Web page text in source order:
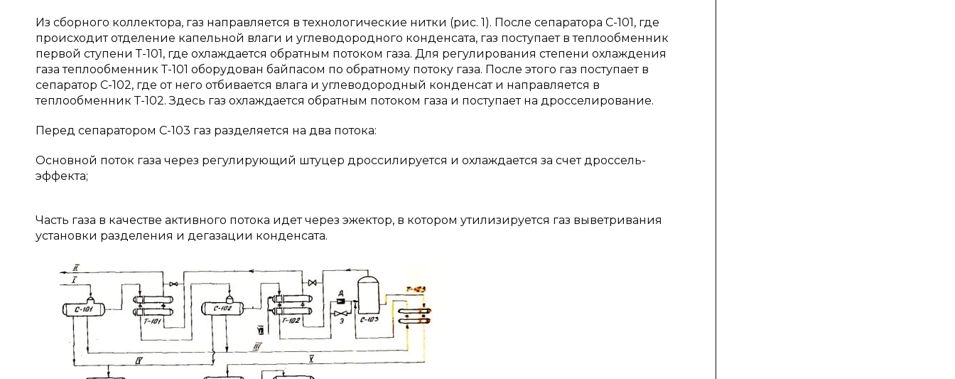
Из сборного коллектора, газ направляется в технологические нитки (рис. 1). После сепаратора С-101, где
происходит отделение капельной влаги и углеводородного конденсата, газ поступает в теплообменник
первой ступени Т-101, где охлаждается обратным потоком газа. Для регулирования степени охлаждения
газа теплообменник Т-101 оборудован байпасом по обратному потоку газа. После этого газ поступает в
сепаратор С-102, где от него отбивается влага и углеводородный конденсат и направляется в
теплообменник Т-102. Здесь газ охлаждается обратным потоком газа и поступает на дросселирование.
Перед сепаратором С-103 газ разделяется на два потока:
Основной поток газа через регулирующий штуцер дроссилируется и охлаждается за счет дроссель-
эффекта;
Часть газа в качестве активного потока идет через эжектор, в котором утилизируется газ выветривания
установки разделения и дегазации конденсата.